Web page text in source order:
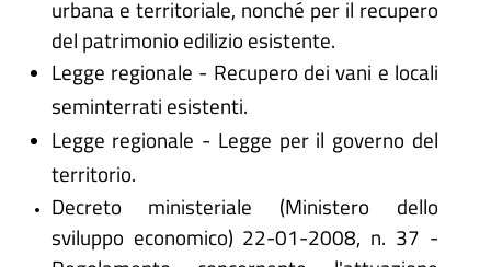
urbana e territoriale, nonché per il recupero
del patrimonio edilizio esistente.
Legge regionale - Recupero dei vani e locali
seminterrati esistenti.
Legge regionale - Legge per il governo del
territorio.
Decreto ministeriale (Ministero dello
sviluppo economico) 22-01-2008, n. 37 -